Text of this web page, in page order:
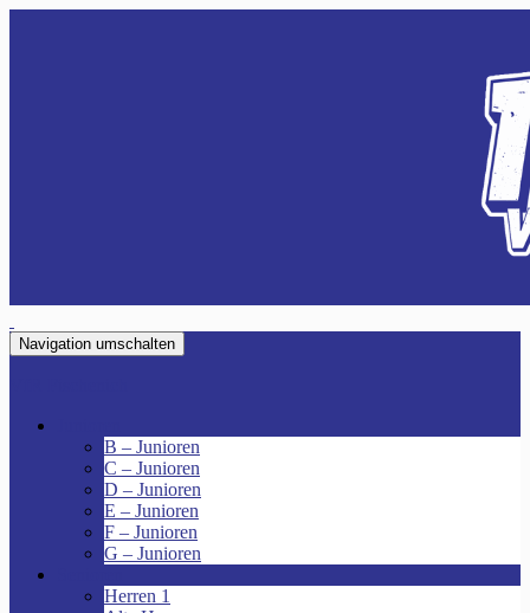
Navigation umschalten
B – Junioren
C – Junioren
D – Junioren
E – Junioren
F – Junioren
G – Junioren
Herren 1